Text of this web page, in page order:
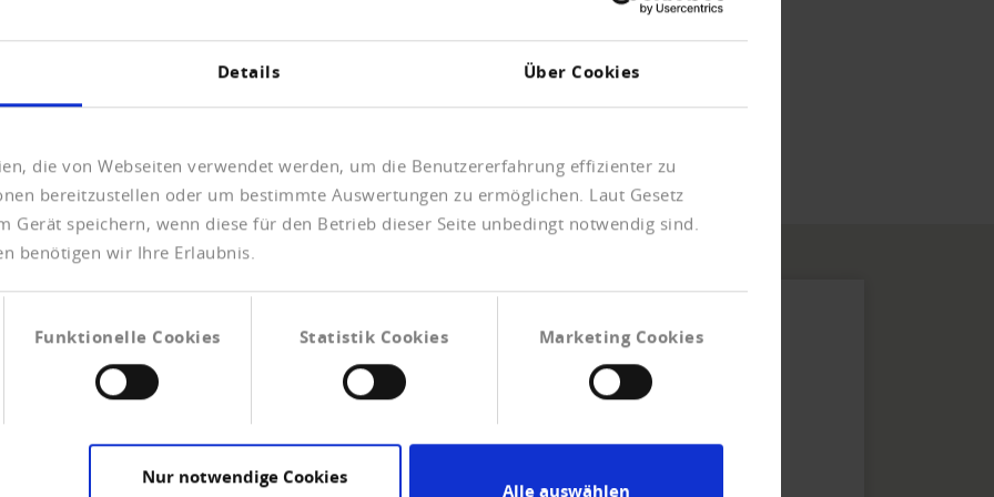
Details Über Cookies
die von Webseiten verwendet werden, um die Benutzererfahrung effizienter zu
bereitzustellen oder um bestimmte Auswertungen zu ermöglichen. Laut Gesetz
Gerät speichern, wenn diese für den Betrieb dieser Seite unbedingt notwendig sind.
benötigen wir Ihre Erlaubnis.
Funktionelle Cookies Statistik Cookies Marketing Cookies
Nur notwendige Cookies
Alle auswählen
drive things forward and help shape our success. As
your knowledge from day one. With us you will quickly
You will soon be able to gain an overview and build
from the very beginning and, if you wish,
Creditreform Lietuva